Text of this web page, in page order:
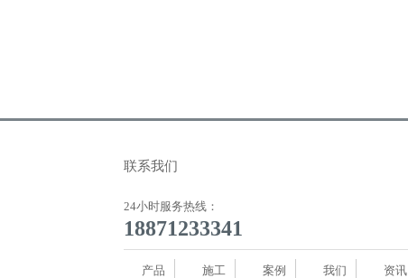
联系我们
24小时服务热线：
18871233341
产品 施工 案例 我们 资讯